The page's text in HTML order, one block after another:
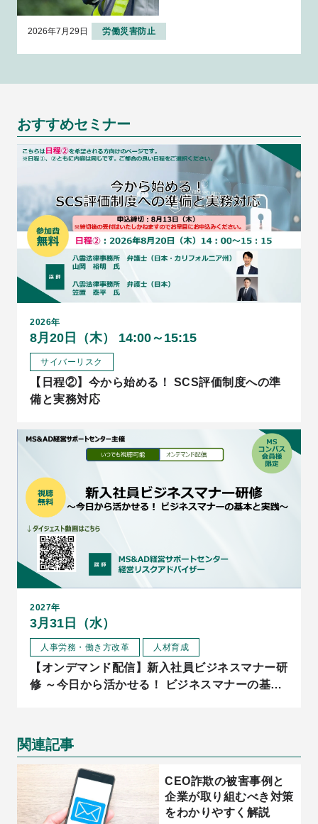
2026年7月29日 労働災害防止
おすすめセミナー
2026年
8月20日（木） 14:00～15:15
サイバーリスク
【日程②】今から始める！ SCS評価制度への準
備と実務対応
2027年
3月31日（水）
人事労務・働き方改革 人材育成
【オンデマンド配信】新入社員ビジネスマナー研
修 ～今日から活かせる！ ビジネスマナーの基本
関連記事
CEO詐欺の被害事例と
企業が取り組むべき対策
をわかりやすく解説